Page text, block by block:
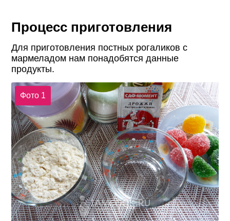
Процесс приготовления
Для приготовления постных рогаликов с
мармеладом нам понадобятся данные
продукты.
Фото 1